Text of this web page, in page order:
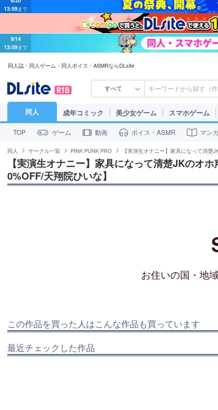
13:59まで
同人誌・同人ゲーム・同人ボイス・ASMRならDLsite
すべて
同人 成年コミック 美少女ゲーム スマホゲーム
TOP ゲーム 動画 ボイス・ASMR マン
同人 サークル一覧 PINK PUNK PRO 【実演生オナニー】家具になって清
【実演生オナニー】家具になって清楚JKのオ
0%OFF/天翔院ひいな】
お住いの国・地
この作品を買った人はこんな作品も買っています
最近チェックした作品